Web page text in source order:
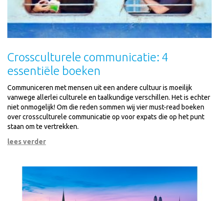
Crossculturele communicatie: 4
essentiële boeken
Communiceren met mensen uit een andere cultuur is moeilijk
vanwege allerlei culturele en taalkundige verschillen. Het is echter
niet onmogelijk! Om die reden sommen wij vier must-read boeken
over crossculturele communicatie op voor expats die op het punt
staan om te vertrekken.
lees verder